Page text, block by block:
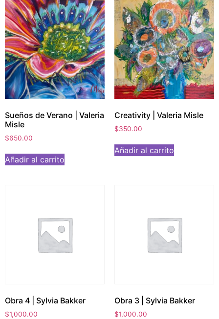
Sueños de Verano | Valeria
Misle
$650.00
Añadir al carrito
Creativity | Valeria Misle
$350.00
Añadir al carrito
Obra 4 | Sylvia Bakker
$1,000.00
Obra 3 | Sylvia Bakker
$1,000.00